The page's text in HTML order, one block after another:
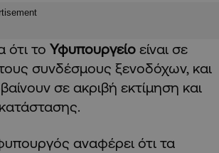
ότι το Υφυπουργείο είναι σε
συνδέσμους ξενοδόχων, και
σε ακριβή εκτίμηση και
αναφέρει ότι τα